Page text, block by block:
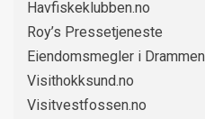
Havfiskeklubben.no
Roy’s Pressetjeneste
Eiendomsmegler i Drammen
Visithokksund.no
Visitvestfossen.no